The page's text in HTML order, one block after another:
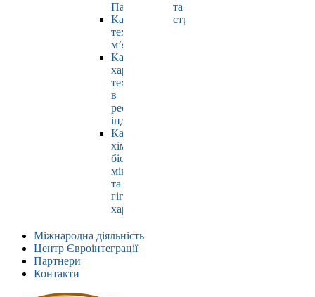
Павлюк
Кафедра
технології
м’яса
Кафедра
харчових
технологій
в
ресторанній
індустрії
Кафедра
хімії,
біохімії,
мікробіології
та
гігієни
харчування
та
страхування
Міжнародна діяльність
Центр Євроінтеграції
Партнери
Контакти